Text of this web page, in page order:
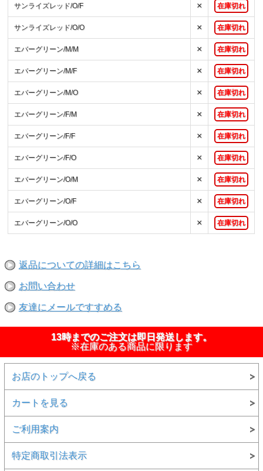
サンライズレッド/O/F × 在庫切れ
サンライズレッド/O/O × 在庫切れ
エバーグリーン/M/M × 在庫切れ
エバーグリーン/M/F × 在庫切れ
エバーグリーン/M/O × 在庫切れ
エバーグリーン/F/M × 在庫切れ
エバーグリーン/F/F × 在庫切れ
エバーグリーン/F/O × 在庫切れ
エバーグリーン/O/M × 在庫切れ
エバーグリーン/O/F × 在庫切れ
エバーグリーン/O/O × 在庫切れ
返品についての詳細はこちら
お問い合わせ
友達にメールですすめる
13時までのご注文は即日発送します。
※在庫のある商品に限ります
お店のトップへ戻る
カートを見る
ご利用案内
特定商取引法表示